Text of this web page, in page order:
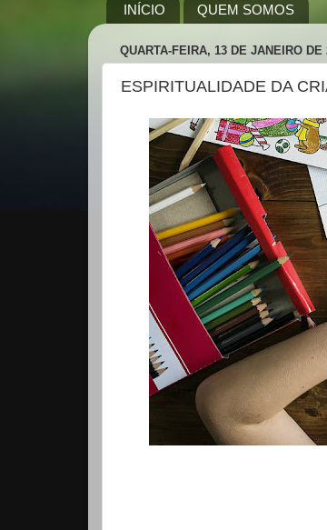
INÍCIO QUEM SOMOS
QUARTA-FEIRA, 13 DE JANEIRO DE
ESPIRITUALIDADE DA